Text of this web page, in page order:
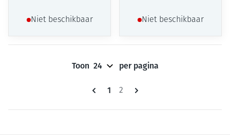
Niet beschikbaar Niet beschikbaar
Pagina's
U lees momenteel pagina
1 Pagina
2
Toon per pagina